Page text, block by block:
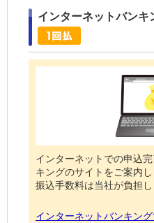
インターネットバンキ
インターネットでの申込
キングのサイトをご案内し
振込手数料は当社が負担し
インターネットバンキン